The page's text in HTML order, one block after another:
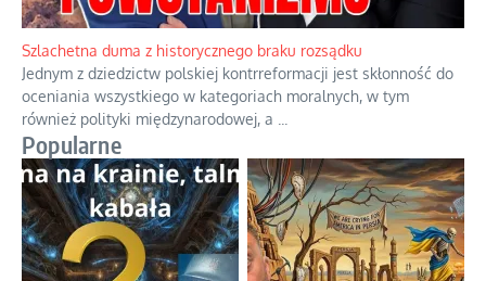
Szlachetna duma z historycznego braku rozsądku
Jednym z dziedzictw polskiej kontrreformacji jest skłonność do
oceniania wszystkiego w kategoriach moralnych, w tym
również polityki międzynarodowej, a
Popularne